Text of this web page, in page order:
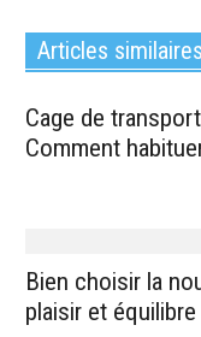
Articles similaires
Cage de
Comment
Bien choisir la
plaisir et